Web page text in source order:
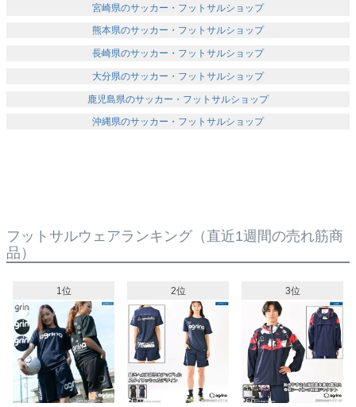
宮崎県のサッカー・フットサルショップ
熊本県のサッカー・フットサルショップ
長崎県のサッカー・フットサルショップ
大分県のサッカー・フットサルショップ
鹿児島県のサッカー・フットサルショップ
沖縄県のサッカー・フットサルショップ
フットサルウェアランキング （直近1週間の売れ筋商
品）
1位 2位 3位